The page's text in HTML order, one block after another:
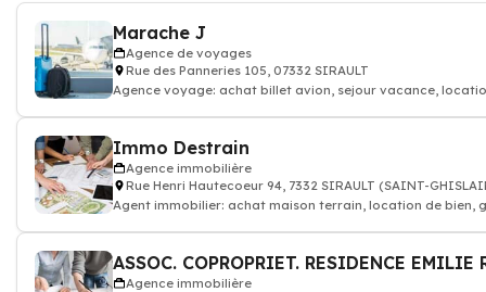
Marache J
Agence de voyages
Rue des Panneries 105, 07332 SIRAULT
Agence voyage: achat billet avion, sejour vacance,
Immo Destrain
Agence immobilière
Rue Henri Hautecoeur 94, 7332 SIRAULT (SAINT-
Agent immobilier: achat maison terrain, location de bien,
Agence immobilière